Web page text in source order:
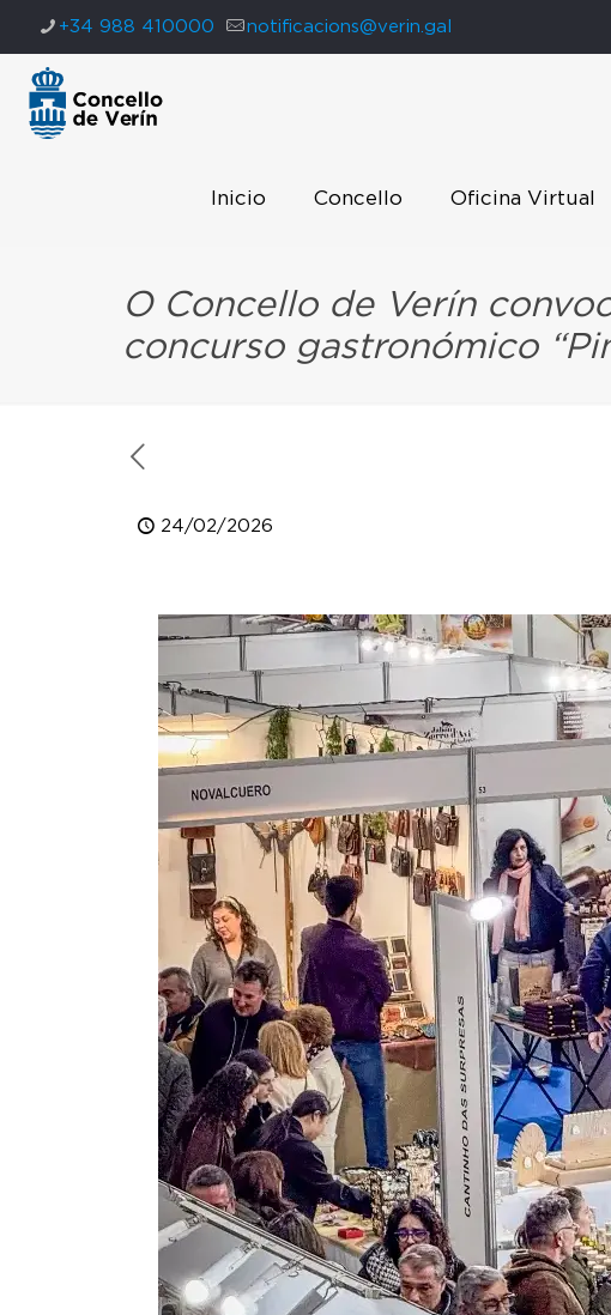
+34 988 410000 notificacions@verin.gal
Inicio Concello Oficina Virtual
O Concello de Verín
concurso gastronómico
24/02/2026